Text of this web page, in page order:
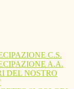
C.S.
A.A.
DEL NOSTRO